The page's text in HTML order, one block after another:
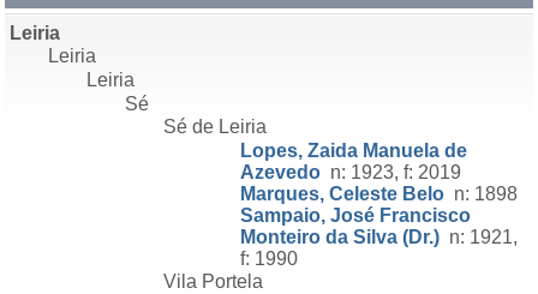
Leiria
Leiria
Leiria
Sé
Sé de Leiria
Lopes, Zaida Manuela de
Azevedo n: 1923, f: 2019
Marques, Celeste Belo n: 1898
Sampaio, José Francisco
Monteiro da Silva (Dr.) n: 1921,
f: 1990
Vila Portela